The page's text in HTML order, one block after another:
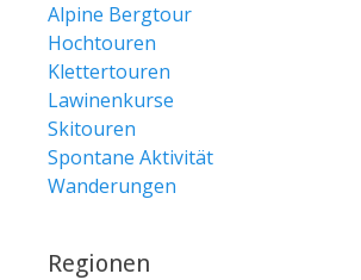
Alpine Bergtour
Hochtouren
Klettertouren
Lawinenkurse
Skitouren
Spontane Aktivität
Wanderungen
Regionen